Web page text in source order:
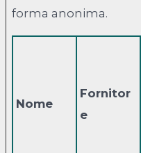
forma anonima.
Nome
Fornitor
e